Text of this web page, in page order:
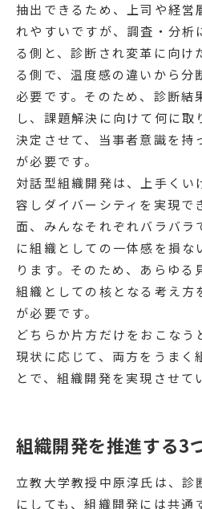
抽出できるため、上司や経営
れやすいですが、調査・分析
る側と、診断され変革に向け
る側で、温度感の違いから分
必要です。そのため、診断結
し、課題解決に向けて何に取
決定させて、当事者意識を持
が必要です。
対話型組織開発は、上手くい
容しダイバーシティを実現で
面、みんなそれぞれバラバラ
に組織としての一体感を損な
ります。そのため、あらゆる
組織としての核となる考え方
が必要です。
どちらか片方だけをおこなう
現状に応じて、両方をうまく
とで、組織開発を実現させて
組織開発を推進する3
立教大学教授中原淳氏は、診
にしても、組織開発には共通